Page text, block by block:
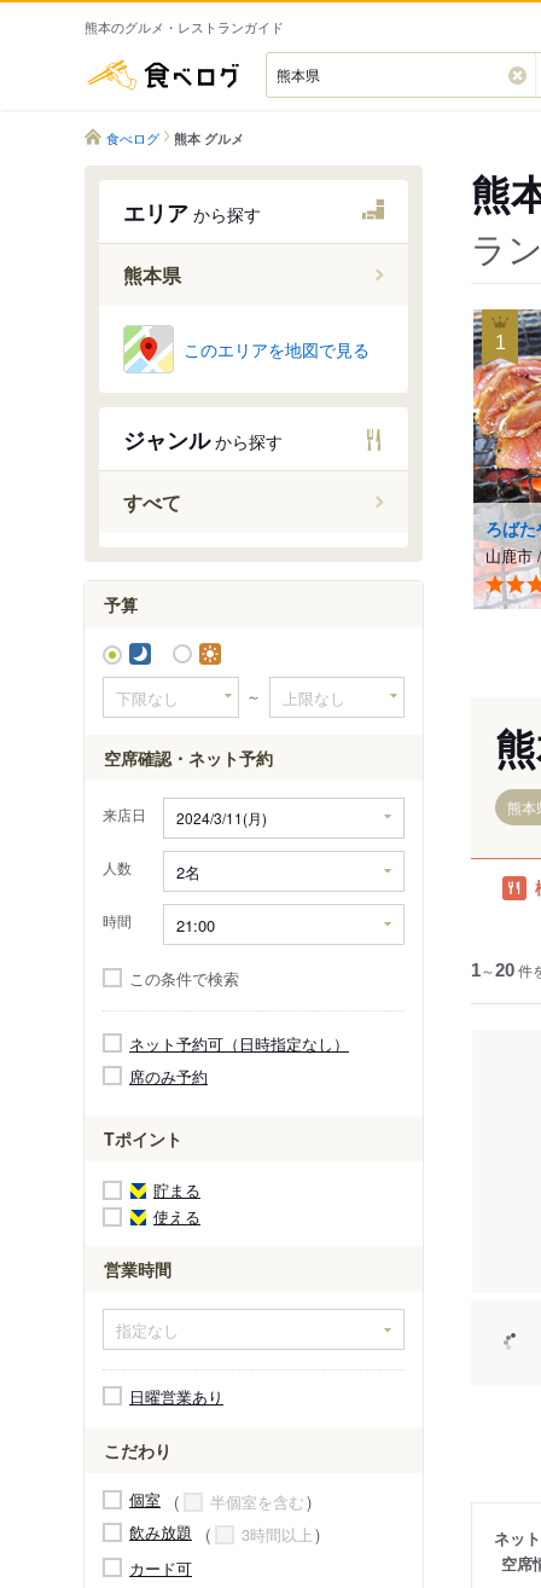
熊本のグルメ・レストランガイド
食べログ
食べログ 熊本 グルメ
エリア から探す
熊本県
熊本周
阿蘇
菊池・
八代・
天草
話題のエリ
このエリアを地図で見る
ジャンルから探す
すべて
予算
～
空席確認・ネット予約
来店日
人数
時間
この条件で検索
ネット予約可（日時指定なし）
席のみ予約
Tポイント
貯まる
使える
営業時間
日曜営業あり
こだわり
個室
半個室を含む
飲み放題
3時間以上
カード可
熊
ラ
1
ろば
山鹿市 /
熊本
1～20件
ネッ
空席